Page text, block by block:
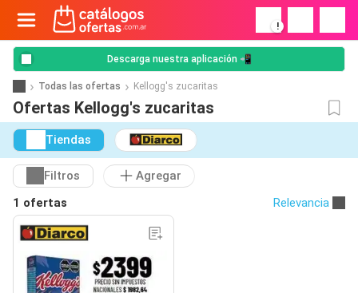
!
Descarga nuestra aplicación 📲
Todas las ofertas Kellogg's zucaritas
Ofertas Kellogg's zucaritas
Tiendas
Filtros
Agregar
1 ofertas
Relevancia